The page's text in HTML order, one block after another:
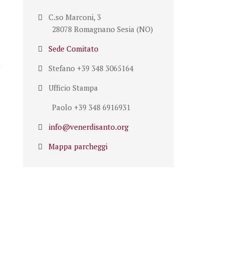
C.so Marconi, 3
28078 Romagnano Sesia (NO)
Sede Comitato
Stefano +39 348 3065164
Ufficio Stampa
Paolo +39 348 6916931
info@venerdisanto.org
Mappa parcheggi